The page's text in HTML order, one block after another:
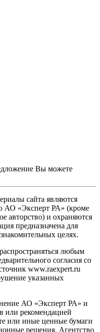
Вы можете
сайта являются
АО «Эксперт РА» (кроме
авторство) и охраняются
предназначена для
целях.
любым
согласия со
www.raexpert.ru
указанных
АО «Эксперт РА» и
или рекомендацией
или иные ценные бумаги
решения. Агентство